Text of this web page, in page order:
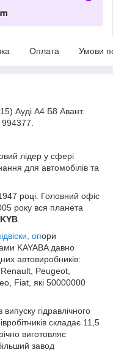
Оплата Умови
Ауді А4 Б8 Авант.
лідер у сфері
для автомобілів та
році. Головний офіс
року вся планета
KYB
опори
KAYABA давно
автовиробників:
Peugeot,
Fiat, які 50000000
гідравлічного
складає 11,5
виготовляє
завод